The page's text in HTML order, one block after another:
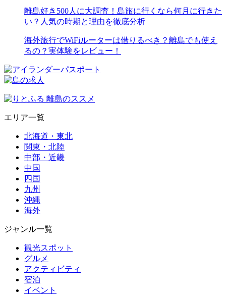
離島好き500人に大調査！島旅に行くなら何月に行きた
い？人気の時期と理由を徹底分析
海外旅行でWiFiルーターは借りるべき？離島でも使え
るの？実体験をレビュー！
エリア一覧
北海道・東北
関東・北陸
中部・近畿
中国
四国
九州
沖縄
海外
ジャンル一覧
観光スポット
グルメ
アクティビティ
宿泊
イベント